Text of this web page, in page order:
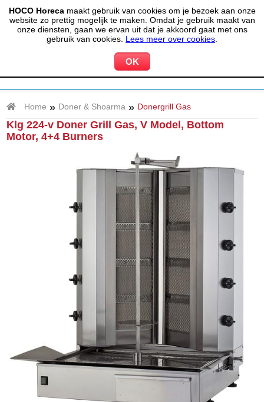
HOCO Horecamaakt gebruik van cookies om je bezoek aan onze
website zo prettig mogelijk te maken. Omdat je gebruik maakt van
onze diensten, gaan we ervan uit dat je akkoord gaat met ons
gebruik van cookies. Lees meer over cookies
(020) 497 6325 info@hocohoreca.nl
MIJN ACCOUNT 0 WINKELWAGEN
Home » Doner & Shoarma » Donergrill Gas
Klg 224-v Doner Grill Gas, V Model, Bottom
Motor, 4+4 Burners